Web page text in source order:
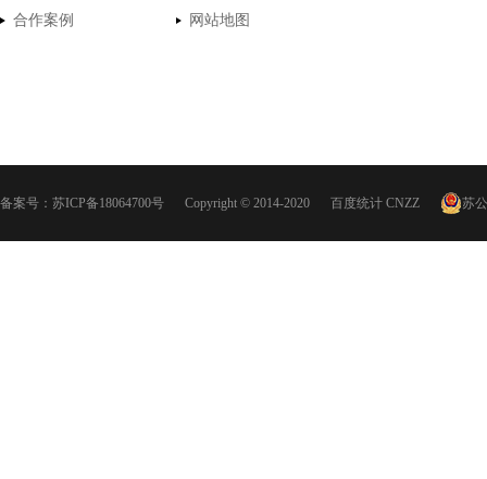
合作案例
网站地图
备案号： 苏ICP备18064700号 Copyright © 2014-2020 百度统计 CNZZ 苏